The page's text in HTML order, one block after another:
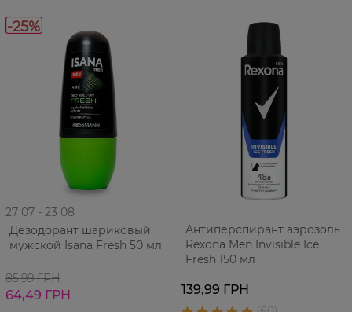
-25%
27 07 - 23 08
Дезодорант шариковый
мужской Isana Fresh 50 мл
85,99 ГРН
64,49 ГРН
Антиперспирант аэрозоль
Rexona Men Invisible Ice
Fresh 150 мл
139,99 ГРН